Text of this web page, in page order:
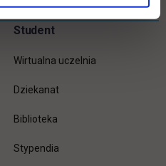
Student
Wirtualna uczelnia
Dziekanat
Biblioteka
Stypendia